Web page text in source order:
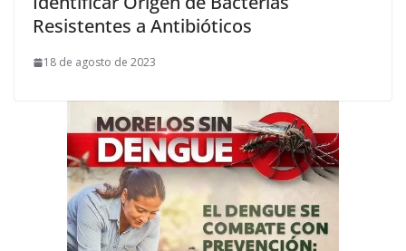
Resistentes a Antibióticos
18 de agosto de 2023